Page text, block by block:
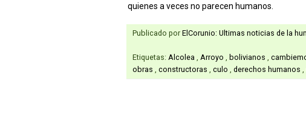
quienes a veces no parecen humanos.
Publicado por ElCorunio: Ultimas noticias de la
Etiquetas: Alcolea Arroyo bolivianos
obras
constructoras culo derechos humanos